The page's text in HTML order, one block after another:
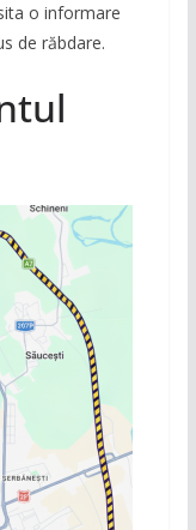
o informare
de răbdare.